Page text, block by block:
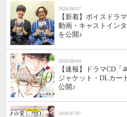
2026/08/07
【新着】ボイスドラ
動画・キャストイン
を公開♪
2026/08/04
【速報】ドラマCD「
ジャケット・DLカー
公開♪
2026/07/07